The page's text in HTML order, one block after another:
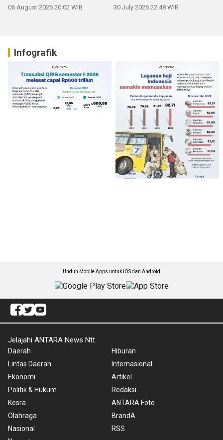
06 August 2026 20:02 WIB 30 July 2026 22:48 WIB
Infografik
Unduh Mobile Apps untuk iOS dan Android
Jelajahi ANTARA News Ntt
Daerah
Lintas Daerah
Ekonomi
Politik & Hukum
Kesra
Olahraga
Nasional
Hiburan
Internasional
Artikel
Redaksi
ANTARA Foto
BrandA
RSS